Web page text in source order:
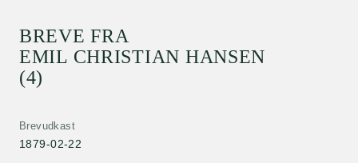
BREVE FRA
EMIL CHRISTIAN HANSEN
(4)
Brevudkast
1879-02-22